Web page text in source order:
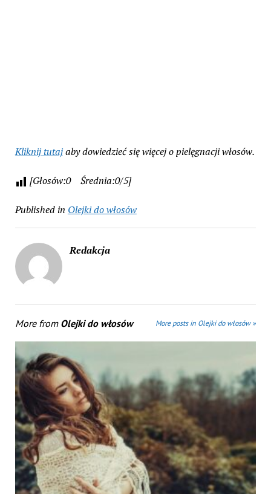
Kliknij tutajaby dowiedzieć się więcej o pielęgnacji włosów.
[Głosów:0 Średnia:0/5]
Published in Olejki do włosów
Redakcja
More from Olejki do włosów More posts in Olejki do włosów »